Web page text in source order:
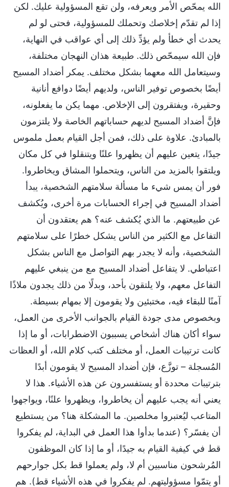
الله يمحّص الأمر ويعرفه، ولن تقع المسؤولية عليك. لكن
إذا لم تقدّم إخلاصك وتحملك للمسؤولية، فحتى لو لم
يحدث أي خطأ ولم يؤدِّ ذلك إلى أي عواقب في النهاية،
فإن الله سيمحّص ذلك. طبيعة هذان النهجان مختلفة،
وسيتعامل الله معهما بشكل مختلف. يمكر أضداد المسيح
أيضًا بخصوص توفير الناس، ولديهم أيضًا دوافع أنانية
وحقيرة، ويفتقرون إلى الإخلاص. مهما يكن ما يفعلونه،
فإنَّ أضداد المسيح لديهم حساباتهم الخاصة ولا يلتزمون
بالمبادئ. علاوة على ذلك، فمن أجل القيام بعمل ملموس
جيدًا، يتعين عليهم أن يظهروا علنًا ويتنقلوا في كل مكان
ويلتقوا بالمزيد من الناس، ويتحملوا المشاق ويخاطروا.
فور أن يمس شيء ما مسألة سلامتهم الشخصية، يبدأ
أضداد المسيح في إجراء الحسابات مرة أخرى، ويُكشف
عن طبيعتهم. ما الذي يُكشف عنه؟ هم يعتقدون أن
التفاعل مع الكثير من الناس يشكل خطرًا على سلامتهم
الشخصية، وأنه لا يجدر بهم التواصل مع الناس بشكل
اعتباطي. لا يتفاعل أضداد المسيح مع من ينبغي عليهم
التفاعل معهم، ولا يلتقون بأحد، وبدلًا من ذلك يجدون ملاذًا
آمنًا للبقاء فيه، مختبئين ولا يقومون إلا بمهام بسيطة.
وبخصوص مدى جودة القيام بالجوانب الأخرى من العمل،
سواء أكان هناك أشخاص يسببون الاضطرابات، أو ما إذا
كانت ترتيبات العمل، أو مختلف كتب كلام الله، أو العظات
المُسجلة – توزَّع، فإن أضداد المسيح لا يقومون أبدًا
بترتيبات محددة أو يستفسرون عن هذه الأشياء. هذا لا
يعني أنه يجب عليهم أن يخاطروا، ويظهروا علنًا، ويواجهوا
المتاعب ليُعتبروا مخلصين. ما المشكلة هنا؟ من يستطيع
أن يفسّر؟ (عندما بدأوا هذا العمل في البداية، لم يفكروا
قط في كيفية القيام به جيدًا، أو ما إذا كان الموظفون
المُرشحون مناسبين أم لا، ولم يعملوا قط بكل جوارحهم
أو يتمّوا مسؤوليتهم. لم يفكروا في هذه الأشياء قط). هم